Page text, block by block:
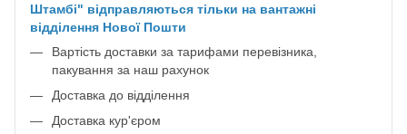
Штамбі" відправляються тільки на вантажні
відділення Нової Пошти
Вартість доставки за тарифами перевізника,
пакування за наш рахунок
Доставка до відділення
Доставка кур'єром